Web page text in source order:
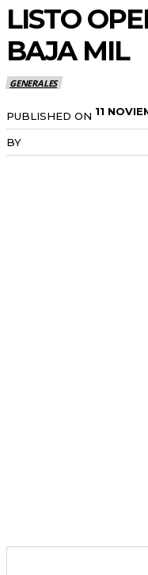
LISTO
BAJA MIL
GENERALES
PUBLISHED ON 11
BY